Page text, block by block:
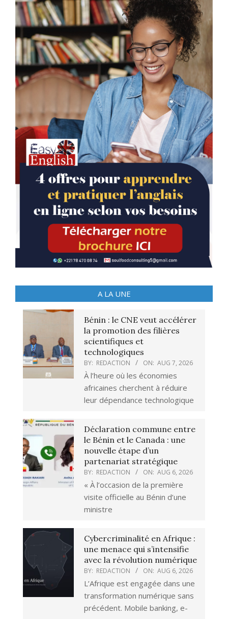
A LA UNE
Bénin : le CNE veut accélérer
la promotion des filières
scientifiques et
technologiques
BY: REDACTION ON: AUG 7, 2026
À l’heure où les économies
africaines cherchent à réduire
leur dépendance technologique
Déclaration commune entre
le Bénin et le Canada : une
nouvelle étape d’un
partenariat stratégique
BY: REDACTION ON: AUG 6, 2026
« À l’occasion de la première
visite officielle au Bénin d’une
ministre
Cybercriminalité en Afrique :
une menace qui s’intensifie
avec la révolution numérique
BY: REDACTION ON: AUG 6, 2026
L’Afrique est engagée dans une
transformation numérique sans
précédent. Mobile banking, e-